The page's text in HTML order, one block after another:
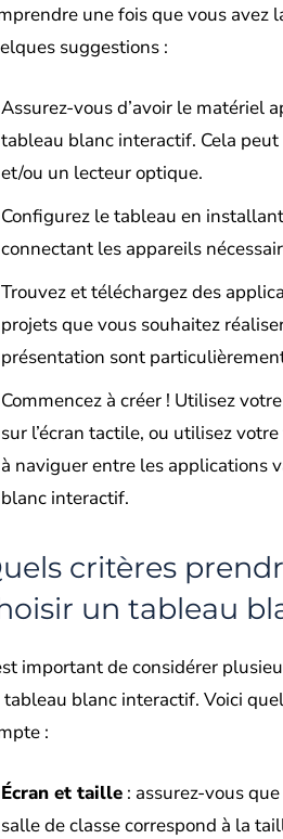
une fois que vous avez
suggestions :
Assurez-vous d’avoir le matériel
tableau blanc interactif. Cela
et/ou un lecteur optique.
Configurez le tableau en
connectant les appareils
Trouvez et téléchargez des
projets que vous souhaitez
présentation sont
Commencez à créer ! Utilisez
sur l’écran tactile, ou utilisez
à naviguer entre les applications
blanc interactif.
critères
un tableau
important de considérer
tableau blanc interactif. Voici
:
Écran et taille : assurez-vous
salle de classe correspond à la